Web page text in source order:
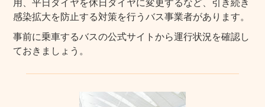
用、平日ダイヤを休日ダイヤに変更するなど、引き続き
感染拡大を防止する対策を行うバス事業者があります。
事前に乗車するバスの公式サイトから運行状況を確認し
ておきましょう。